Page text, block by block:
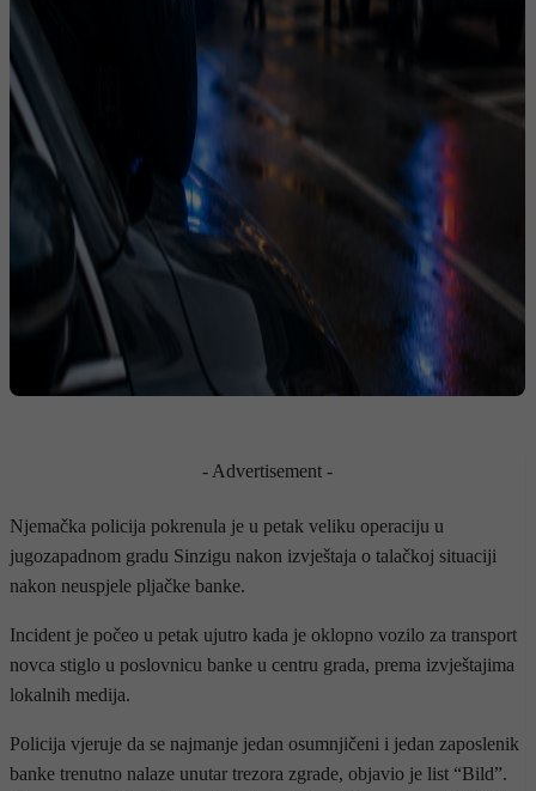
- Advertisement -
Njemačka policija pokrenula je u petak veliku operaciju u
jugozapadnom gradu Sinzigu nakon izvještaja o talačkoj situaciji
nakon neuspjele pljačke banke.
Incident je počeo u petak ujutro kada je oklopno vozilo za transport
novca stiglo u poslovnicu banke u centru grada, prema izvještajima
lokalnih medija.
Policija vjeruje da se najmanje jedan osumnjičeni i jedan zaposlenik
banke trenutno nalaze unutar trezora zgrade, objavio je list “Bild”.